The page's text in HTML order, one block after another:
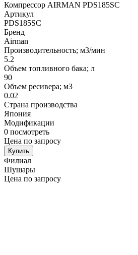
Компрессор AIRMAN PDS185SC
Артикул
PDS185SC
Бренд
Airman
Производительность; м3/мин
5.2
Объем топливного бака; л
90
Объем ресивера; м3
0.02
Страна производства
Япония
Модификации
0 посмотреть
Цена по запросу
Купить
Филиал
Шушары
Цена по запросу